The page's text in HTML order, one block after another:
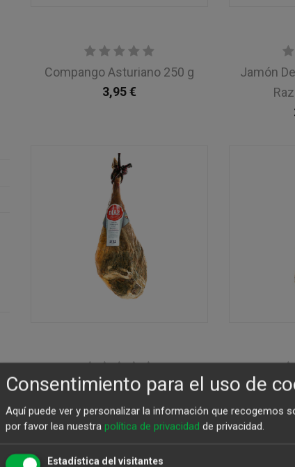
Compango Asturiano 250 g
3,95€
Jamón
Jamón Serrano Gran Reserva
Cruce Duroc 8 K
119,01€
Paleta
Consentimiento para el uso de
Aquí puede ver y personalizar la información que recogemos
por favor lea nuestra política de privacidad de privacidad.
Estadística del visitantes